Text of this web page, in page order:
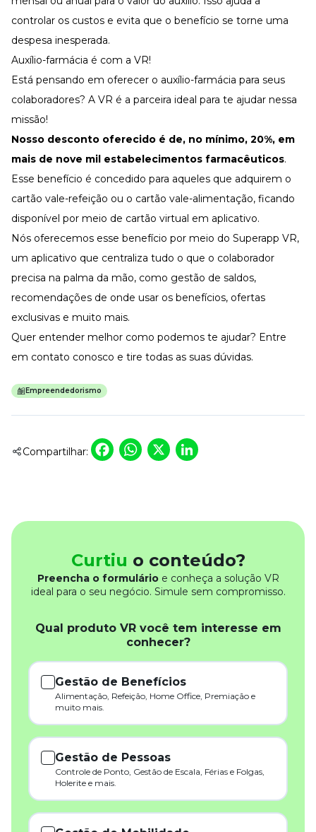
controlar os custos e evita que o benefício se torne uma
despesa inesperada.
Auxílio-farmácia é com a VR!
Está pensando em oferecer o auxílio-farmácia para seus
colaboradores? A VR é a parceira ideal para te ajudar nessa
missão!
Nosso desconto oferecido é de, no mínimo, 20%, em
mais de nove mil estabelecimentos farmacêuticos.
Esse benefício é concedido para aqueles que adquirem o
cartão vale-refeição ou o cartão vale-alimentação, ficando
disponível por meio de cartão virtual em aplicativo.
Nós oferecemos esse benefício por meio do Superapp VR,
um aplicativo que centraliza tudo o que o colaborador
precisa na palma da mão, como gestão de saldos,
recomendações de onde usar os benefícios, ofertas
exclusivas e muito mais.
Quer entender melhor como podemos te ajudar? Entre
em contato conosco e tire todas as suas dúvidas.
Empreendedorismo
Compartilhar: Facebook
WhatsApp
X
Curtiu o conteúdo?
Preencha o formulárioe conheça a solução VR
ideal para o seu negócio. Simule sem compromisso.
Qual produto VR você tem interesse em
conhecer?
Gestão de Benefícios
Alimentação, Refeição, Home Office, Premiação e
muito mais.
Gestão de Pessoas
Controle de Ponto, Gestão de Escala, Férias e Folgas,
Holerite e mais.